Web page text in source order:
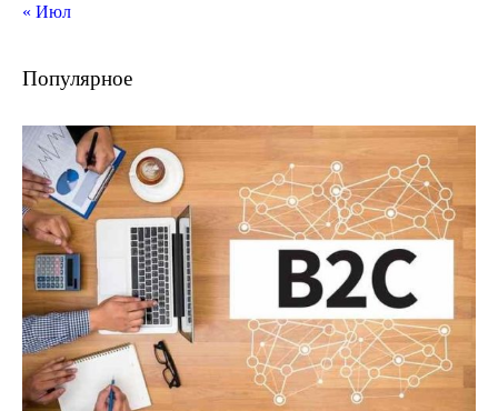
« Июл
Популярное